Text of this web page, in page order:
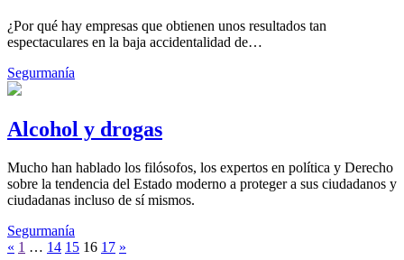
¿Por qué hay empresas que obtienen unos resultados tan
espectaculares en la baja accidentalidad de…
Segurmanía
Alcohol y drogas
Mucho han hablado los filósofos, los expertos en política y Derecho
sobre la tendencia del Estado moderno a proteger a sus ciudadanos y
ciudadanas incluso de sí mismos.
Segurmanía
« 1 … 14 15 16 17 »